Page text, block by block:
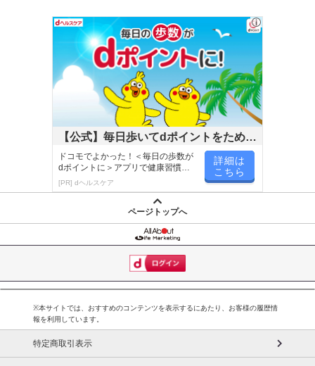
【公式】毎日歩いてdポイントをためよ
う！
ドコモでよかった！＜毎日の歩数が
dポイントに＞アプリで健康習慣が
楽しく続く！
[PR] dヘルスケア
詳細は
こちら
ページトップへ
※本サイトでは、おすすめのコンテンツを表示するにあたり、お客様の履歴情
報を利用しています。
特定商取引表示